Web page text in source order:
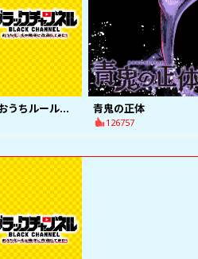
ブラックチャンネル おうちルールを勝手に改造してみた！ 青鬼の正体
126757